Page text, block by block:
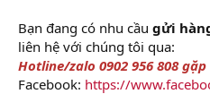
Bạn đang có nhu cầu gửi
liên hệ với chúng tôi qua:
Hotline/zalo 0902 956 808
Facebook: https://